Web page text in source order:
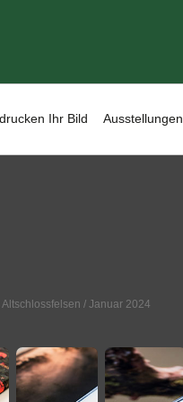
Ihr Bild Ausstellungen
Altschlossfelsen / Januar 2024